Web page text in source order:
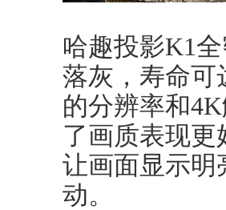
哈趣投影K1
落灰，寿命可
的分辨率和
了画质表现
让画面显示明
动。